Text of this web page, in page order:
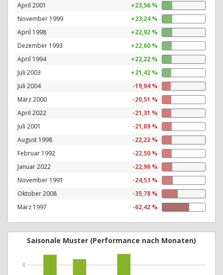
April 2001
+23,56 %
November 1999
+23,24 %
April 1998
+22,92 %
Dezember 1993
+22,60 %
April 1994
+22,22 %
Juli 2003
+21,42 %
Juli 2004
-19,94 %
März 2000
-20,51 %
April 2022
-21,31 %
Juli 2001
-21,89 %
August 1998
-22,22 %
Februar 1992
-22,50 %
Januar 2022
-22,96 %
November 1991
-24,53 %
Oktober 2008
-35,78 %
März 1997
-62,42 %
Saisonale Muster (Performance nach Monaten)
4